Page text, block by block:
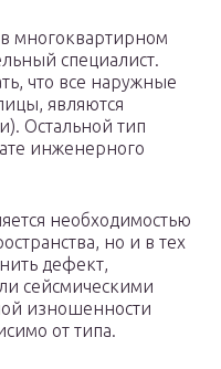
многоквартирном
специалист.
что все наружные
являются
Остальной тип
инженерного
необходимостью
но и в тех
дефект,
сейсмическими
изношенности
от типа.